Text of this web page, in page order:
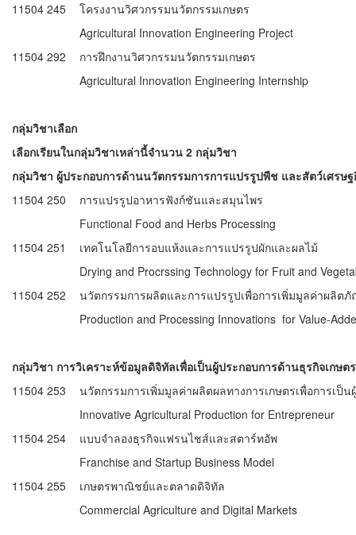
11504 245
โครงงานวิศวกรรมนวัตกรรมเกษตร
Agricultural Innovation Engineering Project
11504 292
การฝึกงานวิศวกรรมนวัตกรรมเกษตร
Agricultural Innovation Engineering Internship
กลุ่มวิชาเลือก
เลือกเรียนในกลุ่มวิชาเหล่านี้จำนวน 2 กลุ่มวิชา
กลุ่มวิชา ผู้ประกอบการด้านนวัตกรรมการการแปรรูปพืช และสัตว์เศรษ
11504 250
การแปรรูปอาหารฟังก์ชันและสมุนไพร
Functional Food and Herbs Processing
11504 251
เทคโนโลยีการอบแห้งและการแปรรูปผักและผลไม้
Drying and Procrssing Technology for Fruit and
11504 252
นวัตกรรมการผลิตและการแปรรูปเพื่อการเพิ่มมูลค่าผลิต
Production and Processing Innovations for Value-
กลุ่มวิชา การวิเคราะห์ข้อมูลดิจิทัลเพื่อเป็นผู้ประกอบการด้านธุรกิจเกษตร
11504 253
นวัตกรรมการเพิ่มมูลค่าผลิตผลทางการเกษตรเพื่อการเป็น
Innovative Agricultural Production for Entrepreneur
11504 254
แบบจำลองธุรกิจแฟรนไชส์และสตาร์ทอัพ
Franchise and Startup Business Model
11504 255
เกษตรพาณิชย์และตลาดดิจิทัล
Commercial Agriculture and Digital Markets